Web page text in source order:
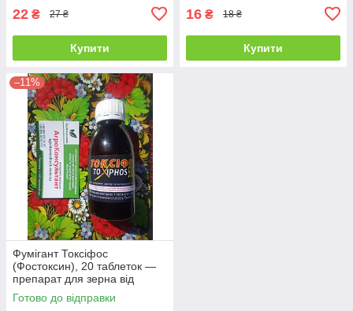
22 ₴ 27 ₴
Купити
16 ₴ 18 ₴
Купити
–11%
Фумігант Токсіфос
(Фостоксин), 20 таблеток —
препарат для зерна від
амбарних шкідників і кротів,
алфос
Готово до відправки